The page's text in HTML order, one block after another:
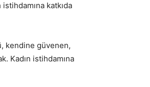
katkıda
kendine güvenen,
Kadın istihdamına